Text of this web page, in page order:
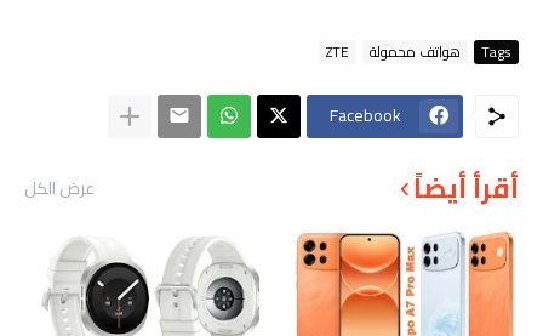
Tags هواتف محمولة ZTE
Facebook
أقرأ أيضاً عرض الكل